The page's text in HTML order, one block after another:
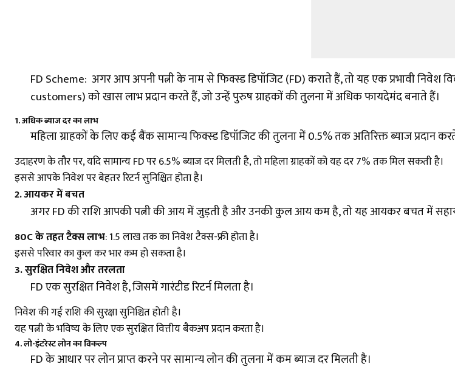
FD Scheme: अगर आप अपनी पत्नी के नाम से फिक्स्ड डिपॉजिट (FD) कराते हैं, तो यह एक प्रभावी
customers) को खास लाभ प्रदान करते हैं, जो उन्हें पुरुष ग्राहकों की तुलना में अधिक फायदेमंद बनाते हैं।
1.अधिक ब्याज दर का लाभ
महिला ग्राहकों के लिए कई बैंक सामान्य फिक्स्ड डिपॉजिट की तुलना में 0.5% तक अतिरिक्त ब्याज प्रदान
उदाहरण के तौर पर, यदि सामान्य FD पर 6.5% ब्याज दर मिलती है, तो महिला ग्राहकों को यह दर 7% तक मिल सकती है।
इससे आपके निवेश पर बेहतर रिटर्न सुनिश्चित होता है।
2.आयकर में बचत
अगर FD की राशि आपकी पत्नी की आय में जुड़ती है और उनकी कुल आय कम है, तो यह आयकर बचत में
80C के तहत टैक्स लाभ: ₹1.5 लाख तक का निवेश टैक्स-फ्री होता है।
इससे परिवार का कुल कर भार कम हो सकता है।
3.सुरक्षित निवेश और तरलता
FD एक सुरक्षित निवेश है, जिसमें गारंटीड रिटर्न मिलता है।
निवेश की गई राशि की सुरक्षा सुनिश्चित होती है।
यह पत्नी के भविष्य के लिए एक सुरक्षित वित्तीय बैकअप प्रदान करता है।
4.लो-इंटरेस्ट लोन का विकल्प
FD के आधार पर लोन प्राप्त करने पर सामान्य लोन की तुलना में कम ब्याज दर मिलती है।